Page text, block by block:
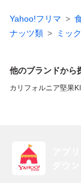
Yahoo!フリマ
ナッツ類
ミッ
他のブランドから
カリフォルニア堅果